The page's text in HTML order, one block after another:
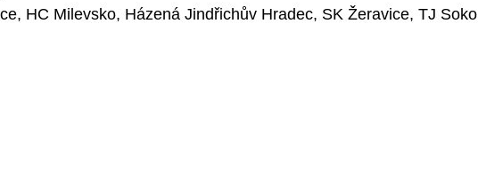
HC Milevsko, Házená Jindřichův Hradec, SK Žeravice, TJ Sokol